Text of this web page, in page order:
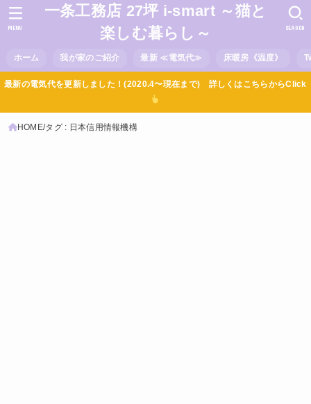
一条工務店 27坪 i-smart ～猫と
楽しむ暮らし～
ホーム 我が家のご紹介 最新 ≪電気代≫ 床暖房《温度》
SEARCH
MENU
最新の電気代を更新しました！(2020.4〜現在まで) 詳しくはこちらからClick
HOME タグ : 日本信用情報機構